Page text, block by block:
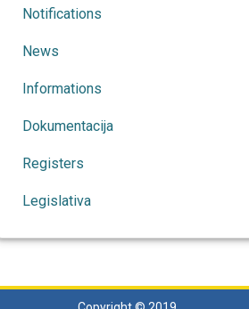
Notifications
News
Informations
Dokumentacija
Registers
Legislativa